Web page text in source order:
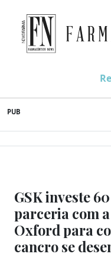
to
content
Farmacêutico News
PUB
GSK investe
parceria com
Oxford para
cancro se